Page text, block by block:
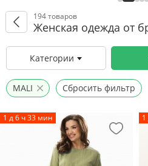
194 товаров
Женская одежда от
Категории
MALI Сбросить фильтр
1 д 6 ч 33 мин